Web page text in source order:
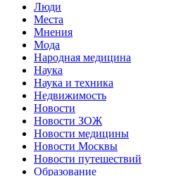
Люди
Места
Мнения
Мода
Народная медицина
Наука
Наука и техника
Недвижимость
Новости
Новости ЗОЖ
Новости медицины
Новости Москвы
Новости путешествий
Образование